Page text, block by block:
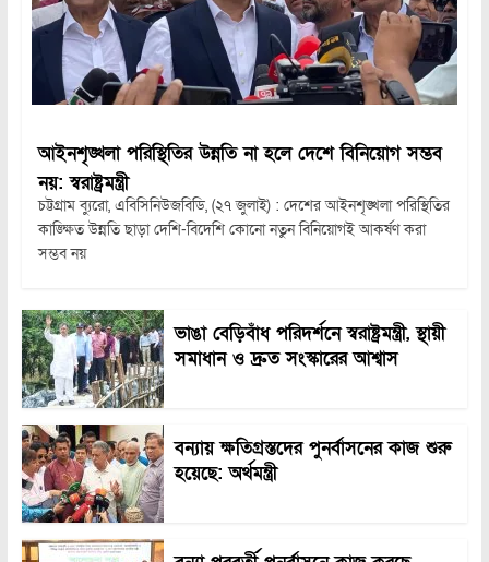
আইনশৃঙ্খলা পরিস্থিতির উন্নতি না হলে দেশে বিনিয়োগ সম্ভব
নয়: স্বরাষ্ট্রমন্ত্রী
চট্টগ্রাম ব্যুরো, এবিসিনিউজবিডি, (২৭ জুলাই) : দেশের আইনশৃঙ্খলা পরিস্থিতির
কাঙ্ক্ষিত উন্নতি ছাড়া দেশি-বিদেশি কোনো নতুন বিনিয়োগই আকর্ষণ করা
সম্ভব নয়
ভাঙা বেড়িবাঁধ পরিদর্শনে স্বরাষ্ট্রমন্ত্রী, স্থায়ী
সমাধান ও দ্রুত সংস্কারের আশ্বাস
বন্যায় ক্ষতিগ্রস্তদের পুনর্বাসনের কাজ শুরু
হয়েছে: অর্থমন্ত্রী